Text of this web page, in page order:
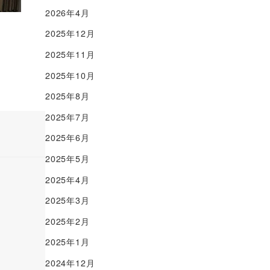
2026年4月
2025年12月
2025年11月
2025年10月
2025年8月
2025年7月
2025年6月
2025年5月
2025年4月
2025年3月
2025年2月
2025年1月
2024年12月